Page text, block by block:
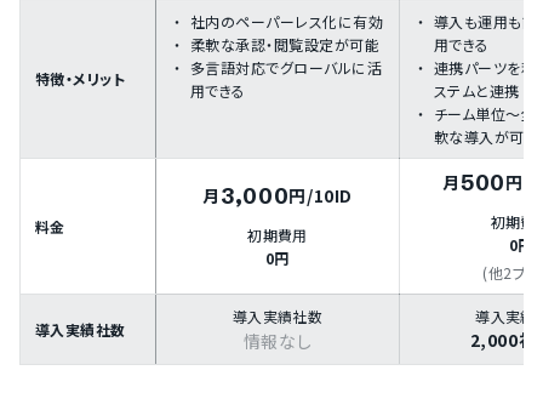
特徴・メリット
社内のペーパーレス化に有効
柔軟な承認・閲覧設定が可能
多言語対応でグローバルに活
用できる
導入も運用も簡
用できる
連携パーツを利
ステムと連携
チーム単位～全
軟な導入が可能
料金
月 3,000円/10ID
初期費用
0円
月500円
初期費
0円
(他2プラ
導入実績社数
導入実績社数
情報なし
導入実績
2,000社